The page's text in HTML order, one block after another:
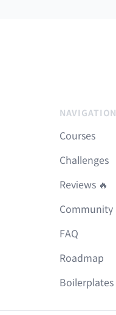
NAVIGATION
Courses
Challenges
Reviews 🔥
Community
FAQ
Roadmap
Boilerplates